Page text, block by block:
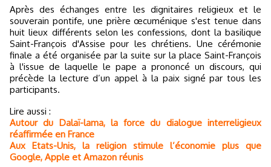
Après des échanges entre les dignitaires religieux et le
souverain pontife, une prière œcuménique s'est tenue dans
huit lieux différents selon les confessions, dont la basilique
Saint-François d'Assise pour les chrétiens. Une cérémonie
finale a été organisée par la suite sur la place Saint-François
à l'issue de laquelle le pape a prononcé un discours, qui
précède la lecture d’un appel à la paix signé par tous les
participants.
Lire aussi :
Autour du Dalaï-lama, la force du dialogue interreligieux
réaffirmée en France
Aux Etats-Unis, la religion stimule l’économie plus que
Google, Apple et Amazon réunis